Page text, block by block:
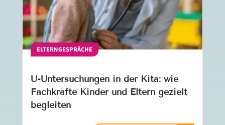
ELTERNGESPRÄCHE
U-Untersuchungen in der Kita: wie
Fachkräfte Kinder und Eltern gezielt
begleiten